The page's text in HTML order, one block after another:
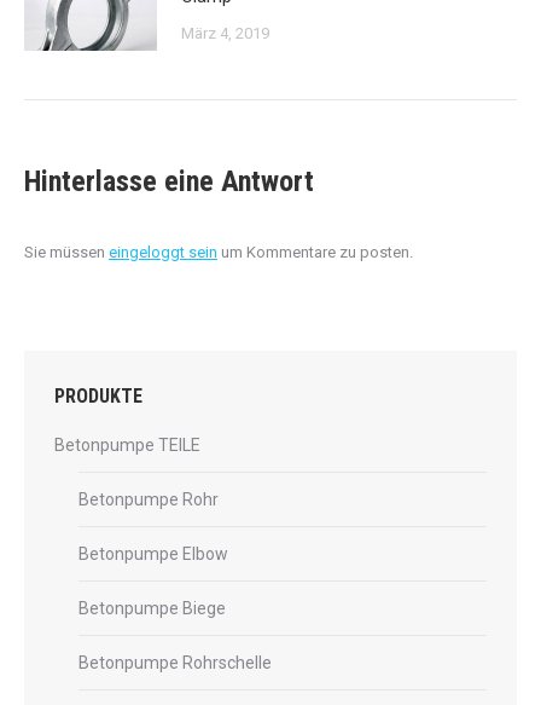
März 4, 2019
Hinterlasse eine Antwort
Sie müssen eingeloggt sein um Kommentare zu posten.
PRODUKTE
Betonpumpe TEILE
Betonpumpe Rohr
Betonpumpe Elbow
Betonpumpe Biege
Betonpumpe Rohrschelle